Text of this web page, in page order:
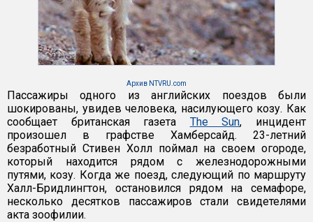
Архив NTVRU.com
Пассажиры одного из английских поездов были
шокированы, увидев человека, насилующего козу. Как
сообщает британская газета The Sun, инцидент
произошел в графстве Хамберсайд. 23-летний
безработный Стивен Холл поймал на своем огороде,
который находится рядом с железнодорожными
путями, козу. Когда же поезд, следующий по маршруту
Халл-Бридлингтон, остановился рядом на семафоре,
несколько десятков пассажиров стали свидетелями
акта зоофилии.